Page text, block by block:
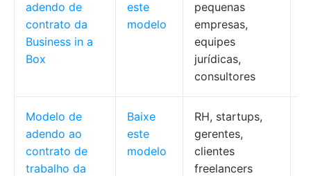
adendo de
contrato da
Business in a
Box
este
modelo
pequenas
empresas,
equipes
jurídicas,
consultores
Modelo de
adendo ao
contrato de
trabalho da
Baixe
este
modelo
RH, startups,
gerentes,
clientes
freelancers